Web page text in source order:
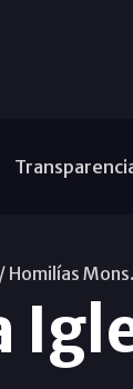
Homilías